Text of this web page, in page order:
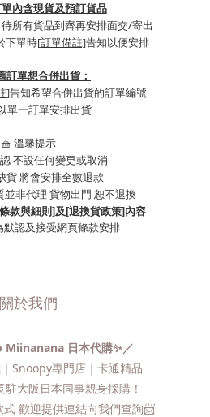
內含現貨及預訂貨品
所有貨品到齊再安排面交/寄出
下單時[訂單備註]告知以便安排
訂單想合併出貨：
]告知希望合併出貨的訂單編號
單一訂單安排出貨
🧺 溫馨提示
不設任何變更或取消
貨 將會安排全數退款
並非代理 貨物出門 恕不退換
款與細則]及[退換貨政策]內容
默認及接受網頁條款安排
關於我們
日本代購✨／
Snoopy專門店｜卡通精品
大阪日本同事親身採購！
歡迎提供連結向我們查詢📨​